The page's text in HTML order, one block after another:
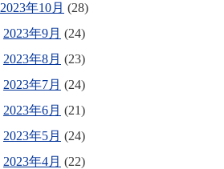
2023年10月 (28)
2023年9月 (24)
2023年8月 (23)
2023年7月 (24)
2023年6月 (21)
2023年5月 (24)
2023年4月 (22)